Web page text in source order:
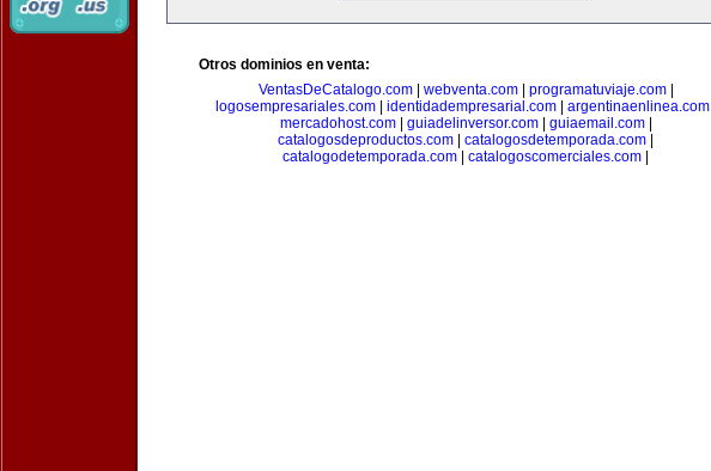
Otros dominios en venta:
VentasDeCatalogo.com| webventa.com| programatuviaje.com|
logosempresariales.com| identidadempresarial.com| argentinaenlinea.com|
mercadohost.com| guiadelinversor.com| guiaemail.com|
catalogosdeproductos.com
catalogosdetemporada.com
catalogodetemporada.com
catalogoscomerciales.com